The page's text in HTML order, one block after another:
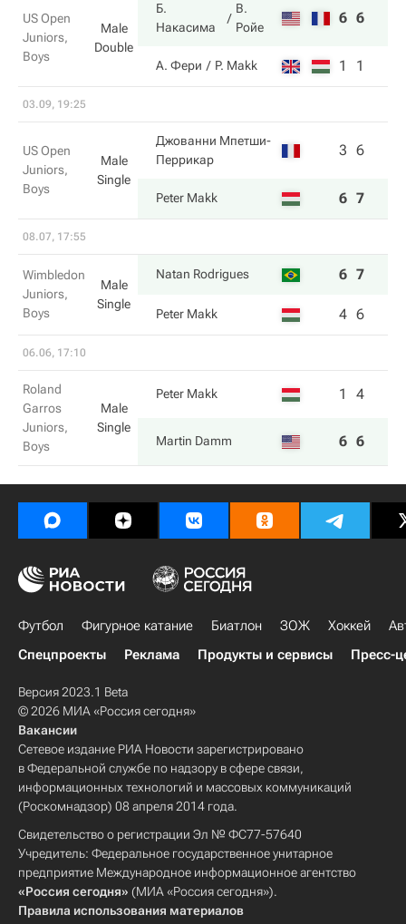
US Open
Juniors,
Boys
Male
Double
Б.
Накаcима
В.
Ройе
6 6
А. Фери P. Makk 1 1
03.09, 19:25
US Open
Juniors,
Boys
Male
Single
Джованни Мпетши-
Перрикар
3 6
Peter Makk 6 7
08.07, 17:55
Wimbledon
Juniors,
Boys
Male
Single
Natan Rodrigues 6 7
Peter Makk 4 6
06.06, 17:10
Roland
Garros
Juniors,
Boys
Male
Single
Peter Makk 1 4
Martin Damm 6 6
Футбол Фигурное катание Биатлон ЗОЖ Хоккей
Спецпроекты
Реклама Продукты и сервисы Пресс-
Версия 2023.1 Beta
© 2026 МИА «Россия сегодня»
Вакансии
Сетевое издание РИА Новости зарегистрировано
в Федеральной службе по надзору в сфере связи,
информационных технологий и массовых коммуникаций
(Роскомнадзор) 08 апреля 2014 года.
Свидетельство о регистрации Эл № ФС77-57640
Учредитель: Федеральное государственное унитарное
предприятие Международное информационное агентство
«Россия сегодня» (МИА «Россия сегодня»).
Правила использования материалов